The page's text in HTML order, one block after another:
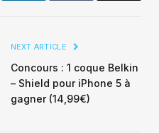
NEXT ARTICLE
Concours : 1 coque Belkin
– Shield pour iPhone 5 à
gagner (14,99€)